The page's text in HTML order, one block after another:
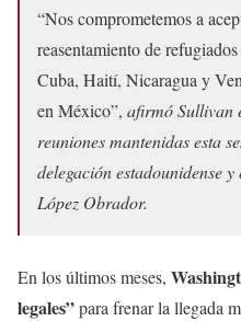
“Nos comprometemos a
reasentamiento de
Cuba, Haití, Nicaragua y
en México”, afirmó Sullivan
reuniones mantenidas esta
delegación estadounidense
López Obrador.
En los últimos meses,
legales”para frenar la llegada